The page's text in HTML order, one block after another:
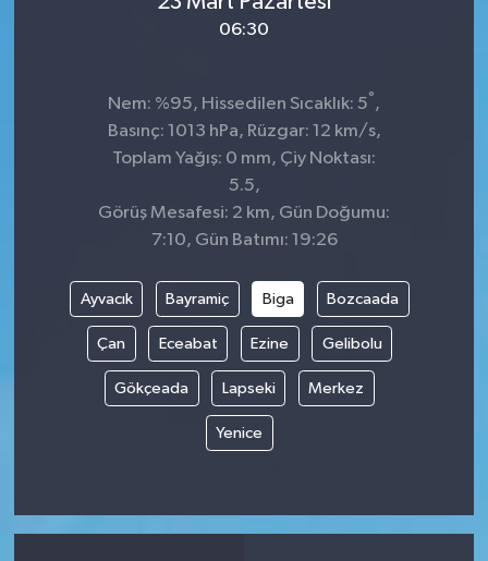
06:30
Nem: %95, Hissedilen Sıcaklık: 5° ,
Basınç: 1013 hPa, Rüzgar: 12 km/s,
Toplam Yağış: 0 mm, Çiy Noktası:
5.5,
Görüş Mesafesi: 2 km, Gün Doğumu:
7:10, Gün Batımı: 19:26
Ayvacık Bayramiç Biga Bozcaada
Çan Eceabat Ezine Gelibolu
Gökçeada Lapseki Merkez
Yenice